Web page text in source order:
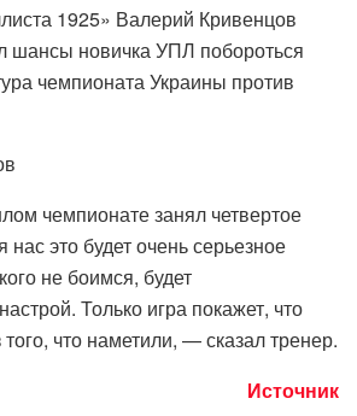
1925» Валерий Кривенцов
шансы новичка УПЛ побороться
чемпионата Украины против
чемпионате занял четвертое
нас это будет очень серьезное
не боимся, будет
Только игра покажет, что
того, что наметили, — сказал тренер.
Источник